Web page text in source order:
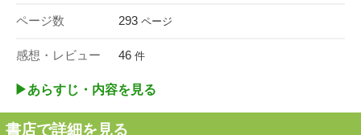
ページ数 293 ページ
感想・レビュー 46 件
▶︎あらすじ・内容を見る
書店で詳細を見る